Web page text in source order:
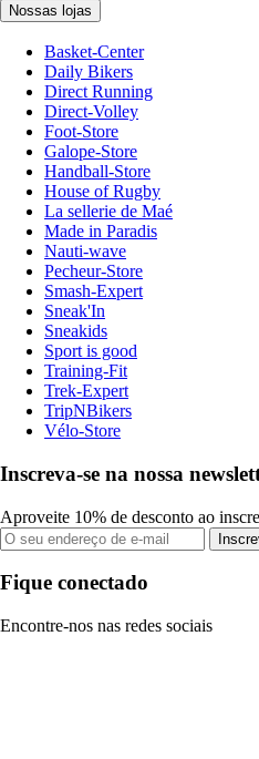
Nossas lojas
Basket-Center
Daily Bikers
Direct Running
Direct-Volley
Foot-Store
Galope-Store
Handball-Store
House of Rugby
La sellerie de Maé
Made in Paradis
Nauti-wave
Pecheur-Store
Smash-Expert
Sneak'In
Sneakids
Sport is good
Training-Fit
Trek-Expert
TripNBikers
Vélo-Store
Inscreva-se na nossa
Aproveite 10% de desconto ao
Fique conectado
Encontre-nos nas redes sociais